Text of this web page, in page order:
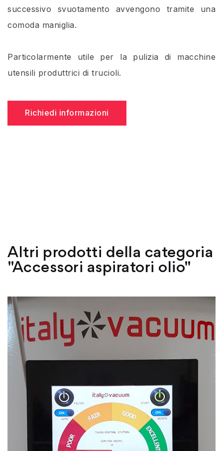
successivo svuotamento avvengono tramite una
comoda maniglia.
Particolarmente utile per la pulizia di macchine
utensili produttrici di trucioli.
Richiedi informazioni
Altri prodotti della categoria
"Accessori aspiratori olio"